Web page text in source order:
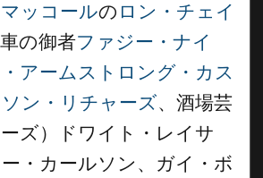
ッコールの ロン・チェイ
の御者ファジー・ナイ
アームストロング・カス
ン・リチャーズ、酒場芸
ズ）ドワイト・レイサ
・カールソン、ガイ・ボ